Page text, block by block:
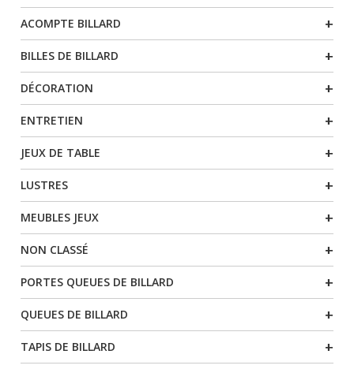
ACOMPTE BILLARD +
BILLES DE BILLARD +
DÉCORATION +
ENTRETIEN +
JEUX DE TABLE +
LUSTRES +
MEUBLES JEUX +
NON CLASSÉ +
PORTES QUEUES DE BILLARD +
QUEUES DE BILLARD +
TAPIS DE BILLARD +